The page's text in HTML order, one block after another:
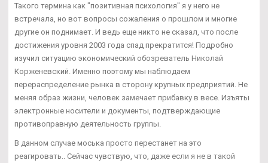
Такого термина как "позитивная психология" я у него не
встречала, но вот вопросы сожаления о прошлом и многие
другие он поднимает. И ведь еще никто не сказал, что после
достижения уровня 2003 года спад прекратится! Подробно
изучил ситуацию экономический обозреватель Николай
Корженевский. Именно поэтому мы наблюдаем
перераспределение рынка в сторону крупных предприятий. Не
меняя образ жизни, человек замечает прибавку в весе. Изъяты
электронные носители и документы, подтверждающие
противоправную деятельность группы.
В данном случае моська просто перестанет на это
реагировать.. Сейчас чувствую, что, даже если я не в такой